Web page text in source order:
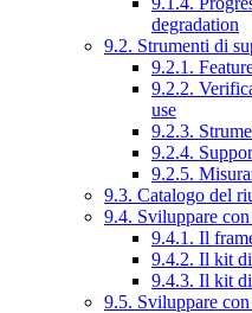
degradation
9.2. Strumenti di
9.2.1.
9.2.2.
use
9.2.3.
9.2.4.
9.2.5.
9.3. Catalogo del
9.4. Sviluppare
9.4.1. Il
9.4.2. Il kit
9.4.3. Il kit
9.5. Sviluppare